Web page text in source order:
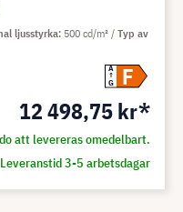
A
G
F
12 498,75 kr*
att levereras omedelbart.
Leveranstid 3-5 arbetsdagar
ljusstyrka 500 cd/m²
Typ av